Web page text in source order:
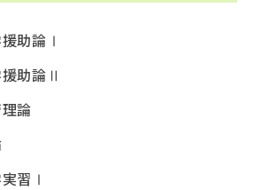
助論Ⅰ
助論Ⅱ
論
習Ⅰ